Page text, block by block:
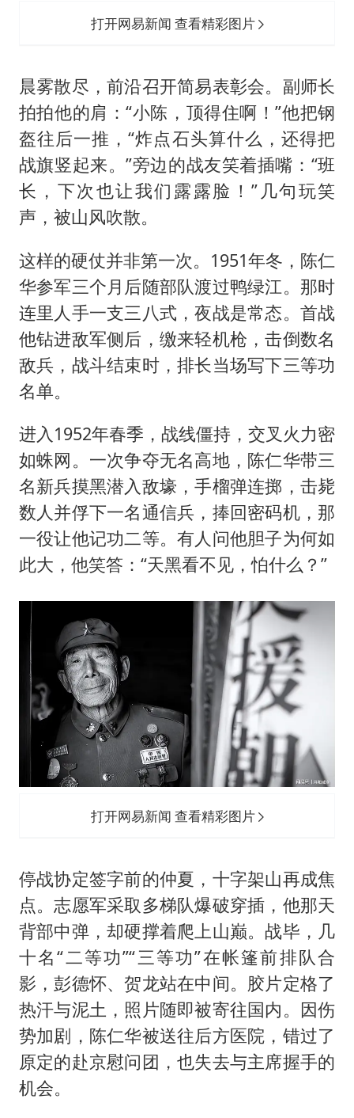
打开网易新闻 查看精彩图片
晨雾散尽，前沿召开简易表彰会。副师长
拍拍他的肩：“小陈，顶得住啊！”他把钢
盔往后一推，“炸点石头算什么，还得把
战旗竖起来。”旁边的战友笑着插嘴：“班
长，下次也让我们露露脸！”几句玩笑
声，被山风吹散。
这样的硬仗并非第一次。1951年冬，陈仁
华参军三个月后随部队渡过鸭绿江。那时
连里人手一支三八式，夜战是常态。首战
他钻进敌军侧后，缴来轻机枪，击倒数名
敌兵，战斗结束时，排长当场写下三等功
名单。
进入1952年春季，战线僵持，交叉火力密
如蛛网。一次争夺无名高地，陈仁华带三
名新兵摸黑潜入敌壕，手榴弹连掷，击毙
数人并俘下一名通信兵，捧回密码机，那
一役让他记功二等。有人问他胆子为何如
此大，他笑答：“天黑看不见，怕什么？”
打开网易新闻 查看精彩图片
停战协定签字前的仲夏，十字架山再成焦
点。志愿军采取多梯队爆破穿插，他那天
背部中弹，却硬撑着爬上山巅。战毕，几
十名“二等功”“三等功”在帐篷前排队合
影，彭德怀、贺龙站在中间。胶片定格了
热汗与泥土，照片随即被寄往国内。因伤
势加剧，陈仁华被送往后方医院，错过了
原定的赴京慰问团，也失去与主席握手的
机会。